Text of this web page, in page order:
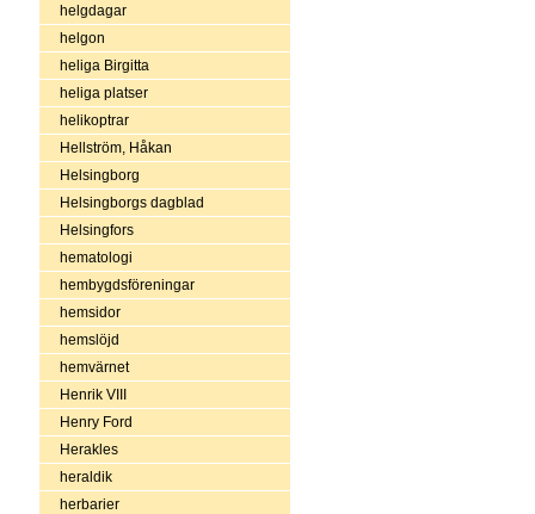
helgdagar
helgon
heliga Birgitta
heliga platser
helikoptrar
Hellström, Håkan
Helsingborg
Helsingborgs dagblad
Helsingfors
hematologi
hembygdsföreningar
hemsidor
hemslöjd
hemvärnet
Henrik VIII
Henry Ford
Herakles
heraldik
herbarier